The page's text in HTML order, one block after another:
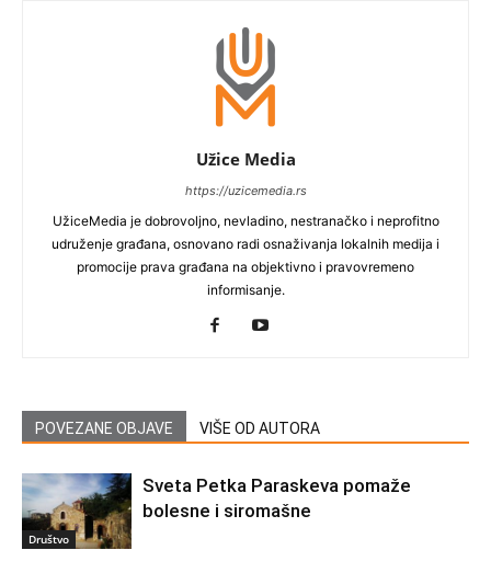
Užice Media
https://uzicemedia.rs
UžiceMedia je dobrovoljno, nevladino, nestranačko i neprofitno
udruženje građana, osnovano radi osnaživanja lokalnih medija i
promocije prava građana na objektivno i pravovremeno
informisanje.
POVEZANE OBJAVE VIŠE OD AUTORA
Društvo
Sveta Petka Paraskeva pomaže
bolesne i siromašne